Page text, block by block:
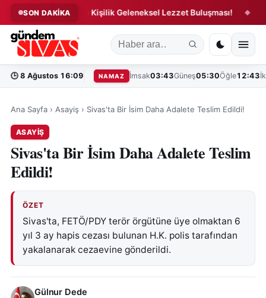
SON DAKİKA
5 Bin 58 Kişilik Geleneksel Lezzet Buluşması! ◆ Sivas
🕒 8 Ağustos 16:09 NAMAZ İmsak03:43Güneş05:30Öğle12:43
Ana Sayfa › Asayiş › Sivas'ta Bir İsim Daha Adalete Teslim Edildi!
ASAYIŞ
Sivas'ta Bir İsim Daha Adalete Teslim
Edildi!
ÖZET
Sivas'ta, FETÖ/PDY terör örgütüne üye olmaktan 6
yıl 3 ay hapis cezası bulunan H.K. polis tarafından
yakalanarak cezaevine gönderildi.
Gülnur Dede